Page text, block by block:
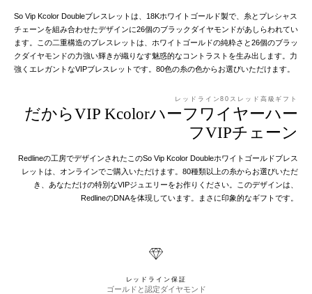
So Vip Kcolor Doubleブレスレットは、18Kホワイトゴールド製で、糸とプレシャス
チェーンを組み合わせたデザインに26個のブラックダイヤモンドがあしらわれてい
ます。この二重構造のブレスレットは、ホワイトゴールドの純粋さと26個のブラッ
クダイヤモンドの力強い輝きが織りなす魅惑的なコントラストを生み出します。力
強くエレガントなVIPブレスレットです。80色の糸の色からお選びいただけます。
レッドライン80スレッド高級ギフト
だからVIP Kcolorハーフワイヤーハー
フVIPチェーン
Redlineの工房でデザインされたこのSo Vip Kcolor Doubleホワイトゴールドブレス
レットは、オンラインでご購入いただけます。80種類以上の糸からお選びいただ
き、あなただけの特別なVIPジュエリーをお作りください。このデザインは、
RedlineのDNAを体現しています。まさに印象的なギフトです。
レッドライン保証
ゴールドと認定ダイヤモンド